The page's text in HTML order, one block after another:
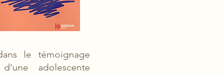
le témoignage
adolescente